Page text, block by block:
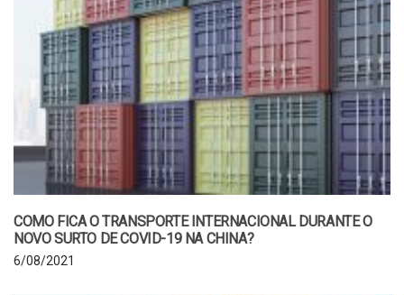
COMO FICA O TRANSPORTE INTERNACIONAL DURANTE O
NOVO SURTO DE COVID-19 NA CHINA?
6/08/2021